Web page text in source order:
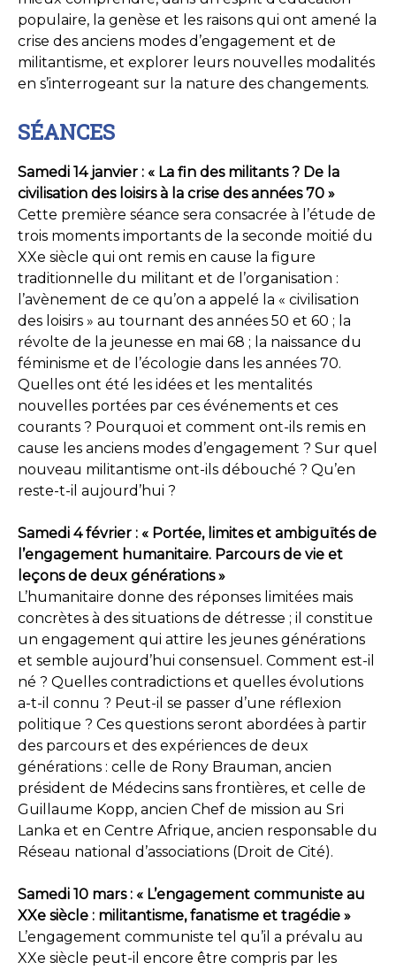
populaire, la genèse et les raisons qui ont amené la
crise des anciens modes d’engagement et de
militantisme, et explorer leurs nouvelles modalités
en s’interrogeant sur la nature des changements.
SÉANCES
Samedi 14 janvier : « La fin des militants ? De la
civilisation des loisirs à la crise des années 70 »
Cette première séance sera consacrée à l’étude de
trois moments importants de la seconde moitié du
XXe siècle qui ont remis en cause la figure
traditionnelle du militant et de l’organisation :
l’avènement de ce qu’on a appelé la « civilisation
des loisirs » au tournant des années 50 et 60 ; la
révolte de la jeunesse en mai 68 ; la naissance du
féminisme et de l’écologie dans les années 70.
Quelles ont été les idées et les mentalités
nouvelles portées par ces événements et ces
courants ? Pourquoi et comment ont-ils remis en
cause les anciens modes d’engagement ? Sur quel
nouveau militantisme ont-ils débouché ? Qu’en
reste-t-il aujourd’hui ?
Samedi 4 février : « Portée, limites et ambiguïtés de
l’engagement humanitaire. Parcours de vie et
leçons de deux générations »
L’humanitaire donne des réponses limitées mais
concrètes à des situations de détresse ; il constitue
un engagement qui attire les jeunes générations
et semble aujourd’hui consensuel. Comment est-il
né ? Quelles contradictions et quelles évolutions
a-t-il connu ? Peut-il se passer d’une réflexion
politique ? Ces questions seront abordées à partir
des parcours et des expériences de deux
générations : celle de Rony Brauman, ancien
président de Médecins sans frontières, et celle de
Guillaume Kopp, ancien Chef de mission au Sri
Lanka et en Centre Afrique, ancien responsable du
Réseau national d’associations (Droit de Cité).
Samedi 10 mars : « L’engagement communiste au
XXe siècle : militantisme, fanatisme et tragédie »
L’engagement communiste tel qu’il a prévalu au
XXe siècle peut-il encore être compris par les